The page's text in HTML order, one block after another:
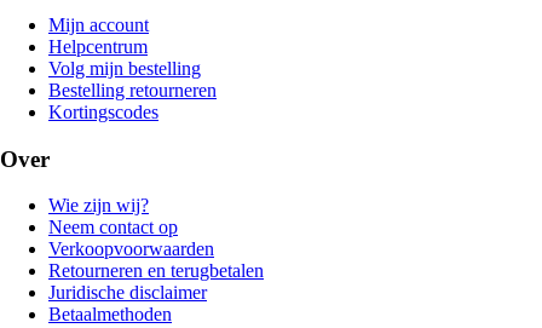
Mijn account
Helpcentrum
Volg mijn bestelling
Bestelling retourneren
Kortingscodes
Over
Wie zijn wij?
Neem contact op
Verkoopvoorwaarden
Retourneren en terugbetalen
Juridische disclaimer
Betaalmethoden